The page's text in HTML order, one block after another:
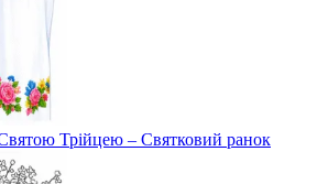
Трійцею – Святковий ранок